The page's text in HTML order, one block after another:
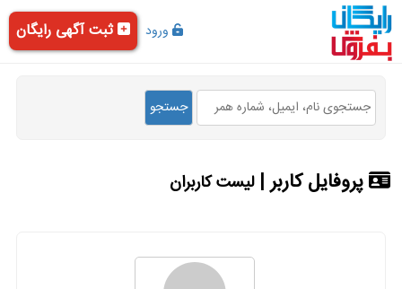
ورود ثبت آگهی رایگان
پروفایل کاربر |لیست کاربران